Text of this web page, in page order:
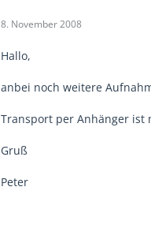
8. November 2008
Hallo,
anbei noch weitere
Transport per Anhänger ist
Gruß
Peter